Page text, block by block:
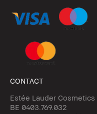
CONTACT
Estée Lauder Cosmetics
BE 0403.769.032